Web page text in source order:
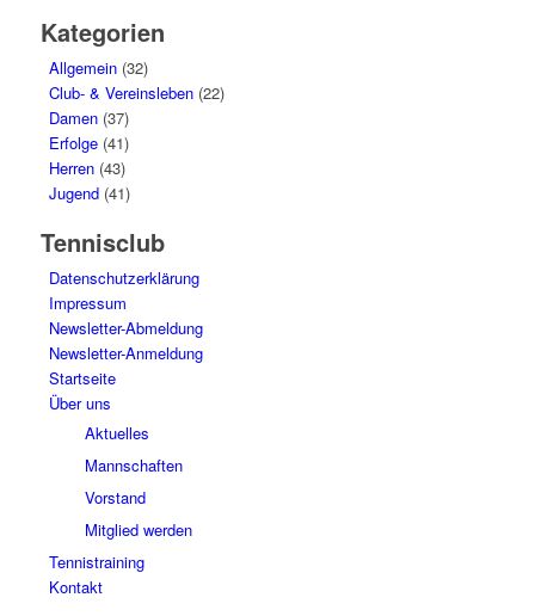
Kategorien
Allgemein(32)
Club- & Vereinsleben(22)
Damen(37)
Erfolge(41)
Herren(43)
Jugend(41)
Tennisclub
Datenschutzerklärung
Impressum
Newsletter-Abmeldung
Newsletter-Anmeldung
Startseite
Über uns
Aktuelles
Mannschaften
Vorstand
Mitglied werden
Tennistraining
Kontakt